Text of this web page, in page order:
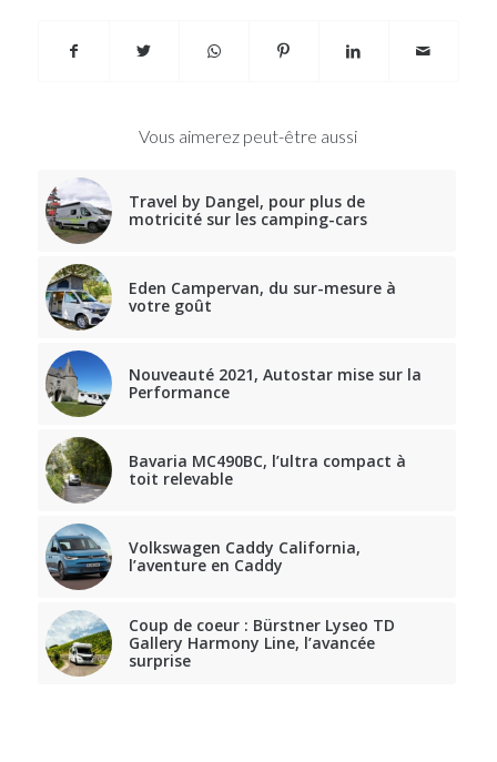
Vous aimerez peut-être aussi
Travel by Dangel, pour plus de
motricité sur les camping-cars
Eden Campervan, du sur-mesure à
votre goût
Nouveauté 2021, Autostar mise sur la
Performance
Bavaria MC490BC, l’ultra compact à
toit relevable
Volkswagen Caddy California,
l’aventure en Caddy
Coup de coeur : Bürstner Lyseo TD
Gallery Harmony Line, l’avancée
surprise